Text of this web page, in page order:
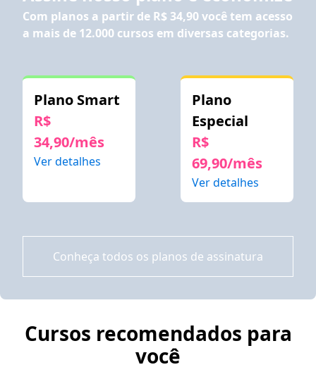
Com planos a partir de R$ 34,90você tem acesso
a mais de 12.000 cursos em diversas categorias.
Plano Smart
R$
34,90/mês
Ver detalhes
Plano
Especial
R$
69,90/mês
Ver detalhes
Conheça todos os planos de assinatura
Cursos recomendados para
você